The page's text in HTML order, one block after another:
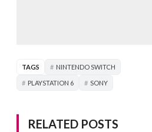
TAGS NINTENDO SWITCH
PLAYSTATION 6 SONY
RELATED POSTS